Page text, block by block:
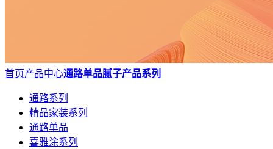
首页产品中心通路单品腻子产品系列
通路系列
精品家装系列
通路单品
喜雅涂系列